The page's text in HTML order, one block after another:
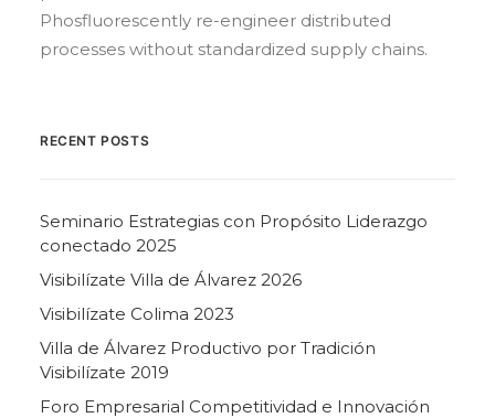
Phosfluorescently re-engineer distributed
processes without standardized supply chains.
RECENT POSTS
Seminario Estrategias con Propósito Liderazgo
conectado 2025
Visibilízate Villa de Álvarez 2026
Visibilízate Colima 2023
Villa de Álvarez Productivo por Tradición
Visibilízate 2019
Foro Empresarial Competitividad e Innovación